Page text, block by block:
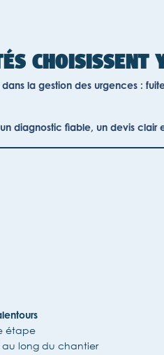
CHOISISSENT
la gestion des urgences :
diagnostic fiable, un devis clair
étape
long du chantier